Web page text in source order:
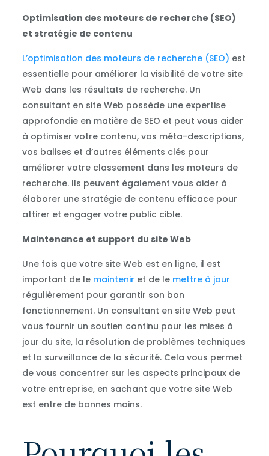
Optimisation des moteurs de recherche (SEO)
et stratégie de contenu
L’optimisation des moteurs de recherche (SEO) est
essentielle pour améliorer la visibilité de votre site
Web dans les résultats de recherche. Un
consultant en site Web possède une expertise
approfondie en matière de SEO et peut vous aider
à optimiser votre contenu, vos méta-descriptions,
vos balises et d’autres éléments clés pour
améliorer votre classement dans les moteurs de
recherche. Ils peuvent également vous aider à
élaborer une stratégie de contenu efficace pour
attirer et engager votre public cible.
Maintenance et support du site Web
Une fois que votre site Web est en ligne, il est
important de le maintenir et de le mettre à jour
régulièrement pour garantir son bon
fonctionnement. Un consultant en site Web peut
vous fournir un soutien continu pour les mises à
jour du site, la résolution de problèmes techniques
et la surveillance de la sécurité. Cela vous permet
de vous concentrer sur les aspects principaux de
votre entreprise, en sachant que votre site Web
est entre de bonnes mains.